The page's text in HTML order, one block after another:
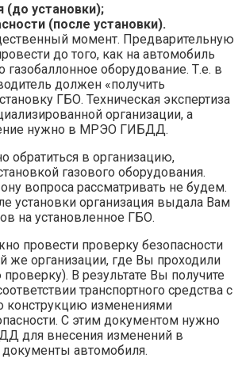
(до установки);
(после установки).
момент. Предварительную
до того, как на автомобиль
газобаллонное оборудование. Т.е. в
должен «получить
ГБО. Техническая экспертиза
организации, а
нужно в МРЭО ГИБДД.
обратиться в организацию,
газового оборудования.
вопроса рассматривать не будем.
установки организация выдала Вам
на установленное ГБО.
провести проверку безопасности
же организации, где Вы проходили
В результате Вы получите
транспортного средства с
конструкцию изменениями
С этим документом нужно
для внесения изменений в
автомобиля.